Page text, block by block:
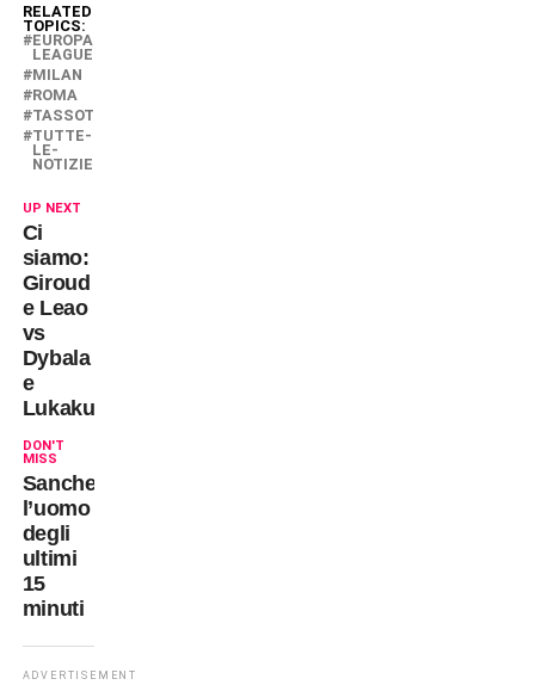
RELATED
TOPICS:
EUROPA-
LEAGUE
MILAN
ROMA
TASSOTTI
TUTTE-
LE-
NOTIZIE
UP NEXT
Ci
siamo:
Giroud
e Leao
vs
Dybala
e
Lukaku
DON'T
MISS
Sanchez,
l’uomo
degli
ultimi
15
minuti
ADVERTISEMENT